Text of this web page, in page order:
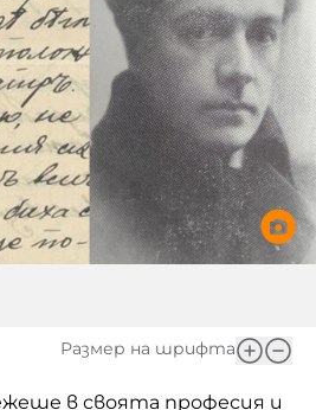
Размер на шрифта
в своята професия и